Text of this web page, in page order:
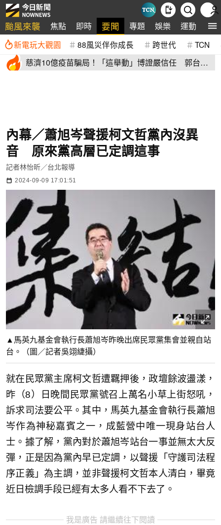
颱風來襲 焦點 即時 要聞 專題 娛樂 運動 全
新電玩大觀園 88風災伴你成長 跨世代 TCN
慈濟10億疫苗騙局！「這舉動」博證嚴信任 郭台銘
內幕／蕭旭岑聲援柯文哲黨內沒異
音 原來黨高層已定調這事
記者林怡昕／台北報導
2024-09-09 17:01:51
▲馬英九基金會執行長蕭旭岑昨晚出席民眾黨集會並親自站
台。（圖／記者吳翊緁攝）
就在民眾黨主席柯文哲遭羈押後，政壇餘波盪漾，
昨（8）日晚間民眾黨號召上萬名小草上街怒吼，
訴求司法要公平。其中，馬英九基金會執行長蕭旭
岑作為神秘嘉賓之一，成藍營中唯一現身站台人
士。據了解，黨內對於蕭旭岑站台一事並無太大反
彈，正是因為黨內早已定調，以聲援「守護司法程
序正義」為主調，並非聲援柯文哲本人清白，畢竟
近日檢調手段已經有太多人看不下去了。
我是廣告 請繼續往下閱讀